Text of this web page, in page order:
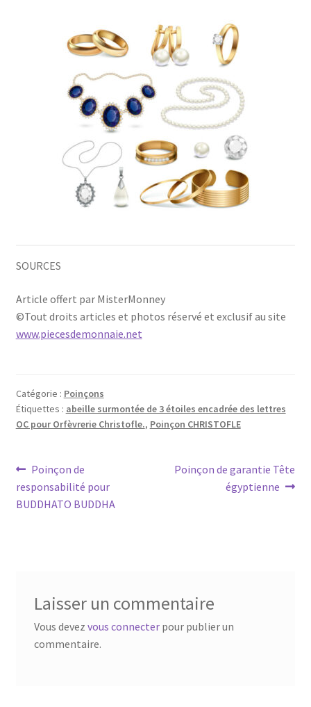
SOURCES
Article offert par MisterMonney
©Tout droits articles et photos réservé et exclusif au site
www.piecesdemonnaie.net
Catégorie : Poinçons
Étiquettes : abeille surmontée de 3 étoiles encadrée des lettres
OC pour Orfèvrerie Christofle., Poinçon CHRISTOFLE
Poinçon de
responsabilité pour
BUDDHATO BUDDHA
Poinçon de garantie Tête
égyptienne
Laisser un commentaire
Vous devez vous connecterpour publier un
commentaire.